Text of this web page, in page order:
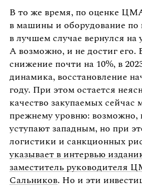
В то же время, по оценке
в машины и оборудование по
в лучшем случае вернулся на
А возможно, и не достиг его.
снижение почти на 10%, в
динамика, восстановление
году. При этом остается
качество закупаемых
прежнему уровню: возможно,
уступают западным, но при
логистики и санкционных
указывает в интервью
заместитель
Сальников. Но и эти